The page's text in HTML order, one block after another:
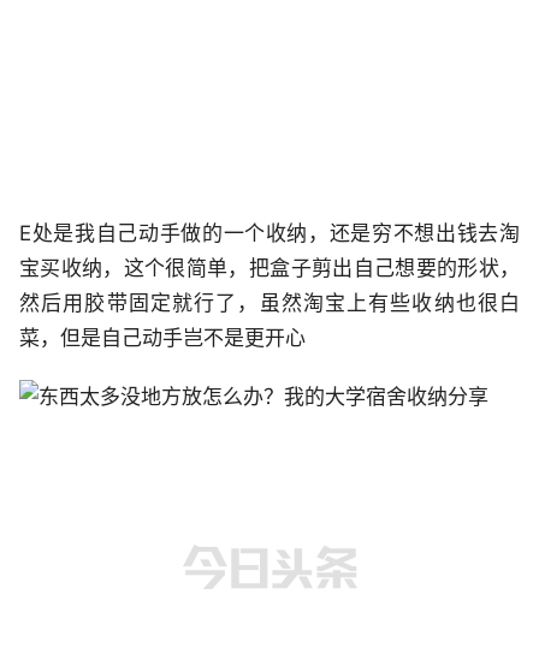
E处是我自己动手做的一个收纳，还是穷不想出钱去淘
宝买收纳，这个很简单，把盒子剪出自己想要的形状，
然后用胶带固定就行了，虽然淘宝上有些收纳也很白
菜，但是自己动手岂不是更开心